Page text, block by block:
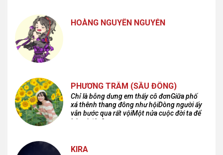
HOÀNG NGUYÊN NGUYỄN
PHƯƠNG TRÂM (SẦU ĐÔNG)
Chỉ là bỗng dưng em thấy cô đơnGiữa phố
xá thênh thang đông như hộiDòng người ấy
vẫn bước qua rất vộiMột nửa cuộc đời ta để
lại nơi đâu?
KIRA